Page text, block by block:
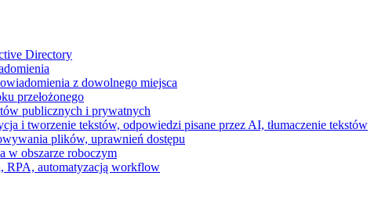
Directory
z dowolnego miejsca
przełożonego
publicznych i prywatnych
i tworzenie tekstów, odpowiedzi pisane przez AI, tłumaczenie tekstów
plików, uprawnień dostępu
w obszarze roboczym
RPA, automatyzacją workflow